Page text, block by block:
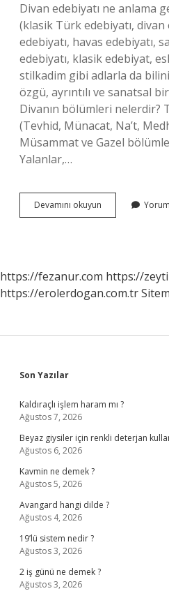
Divan edebiyatı ne anlama
(klasik Türk edebiyatı, divan
edebiyatı, havas edebiyatı,
edebiyatı, klasik edebiyat,
stilkadim gibi adlarla da
özgü, ayrıntılı ve sanatsal
Divanın bölümleri nelerdir?
(Tevhid, Münacat, Na’t,
Müsammat ve Gazel
Yalanlar,…
Devamını okuyun
Edebiyatı
https://fezanur.com https://
https://erolerdogan.com.tr
Sidebar
Son Yazılar
Kaldıraçlı işlem haram mı ?
Ağustos 7, 2026
Beyaz giysiler için renkli deterjan
Ağustos 6, 2026
Kavmin ne demek ?
Ağustos 5, 2026
Avangard hangi dilde ?
Ağustos 4, 2026
19’lü sistem nedir ?
Ağustos 3, 2026
2 iş günü ne demek ?
Ağustos 3, 2026